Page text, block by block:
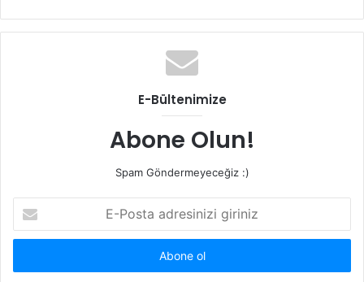
E-Bültenimize
Abone Olun!
Spam Göndermeyeceğiz :)
Posta
adresinizi